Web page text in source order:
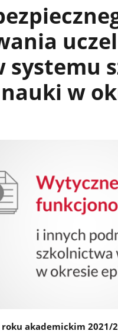
systemu
w
akademickim 2021/